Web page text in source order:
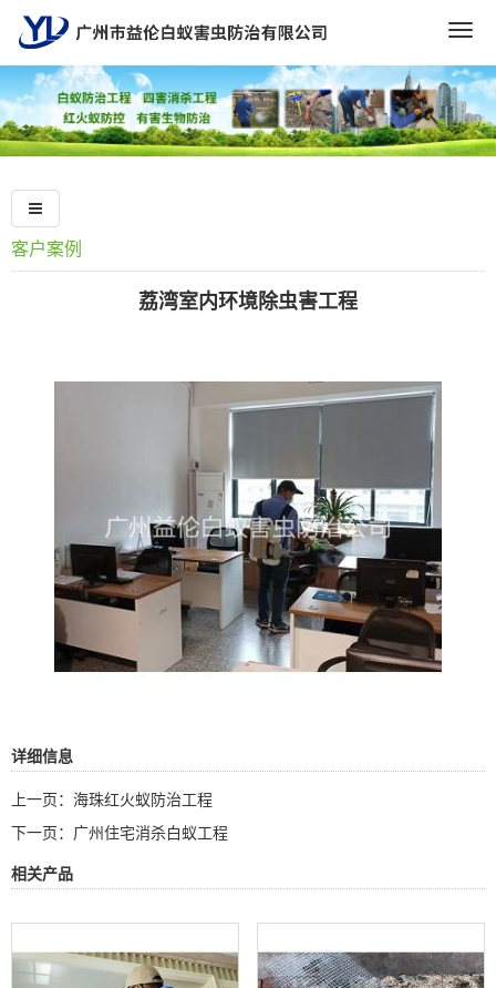
客户案例
荔湾室内环境除虫害工程
详细信息
上一页： 海珠红火蚁防治工程
下一页： 广州住宅消杀白蚁工程
相关产品